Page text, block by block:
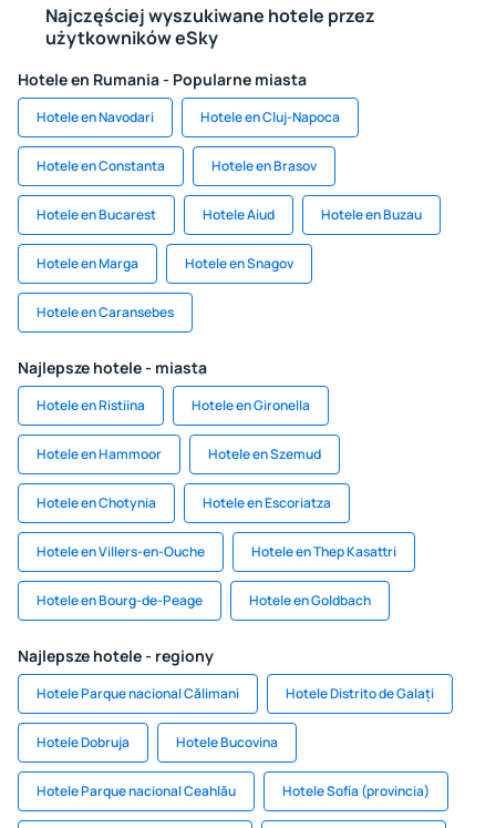
Najczęściej wyszukiwane hotele przez
użytkowników eSky
Hotele en Rumania - Popularne miasta
Hotele en Navodari Hotele en Cluj-Napoca
Hotele en Constanta Hotele en Brasov
Hotele en Bucarest Hotele Aiud Hotele en Buzau
Hotele en Marga Hotele en Snagov
Hotele en Caransebes
Najlepsze hotele - miasta
Hotele en Ristiina Hotele en Gironella
Hotele en Hammoor Hotele en Szemud
Hotele en Chotynia Hotele en Escoriatza
Hotele en Villers-en-Ouche Hotele en Thep Kasattri
Hotele en Bourg-de-Peage Hotele en Goldbach
Najlepsze hotele - regiony
Hotele Parque nacional Călimani Hotele Distrito de Galați
Hotele Dobruja Hotele Bucovina
Hotele Parque nacional Ceahlău Hotele Sofía (provincia)